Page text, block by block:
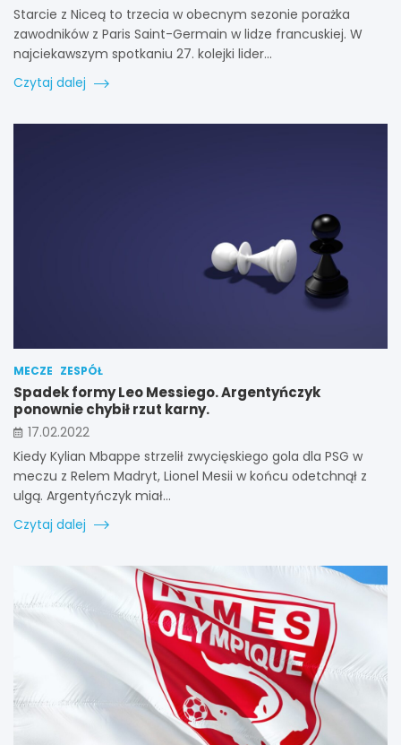
Starcie z Niceą to trzecia w obecnym sezonie porażka
zawodników z Paris Saint-Germain w lidze francuskiej. W
najciekawszym spotkaniu 27. kolejki lider…
Czytaj dalej
MECZE ZESPÓŁ
Spadek formy Leo Messiego. Argentyńczyk
ponownie chybił rzut karny.
17.02.2022
Kiedy Kylian Mbappe strzelił zwycięskiego gola dla PSG w
meczu z Relem Madryt, Lionel Mesii w końcu odetchnął z
ulgą. Argentyńczyk miał…
Czytaj dalej